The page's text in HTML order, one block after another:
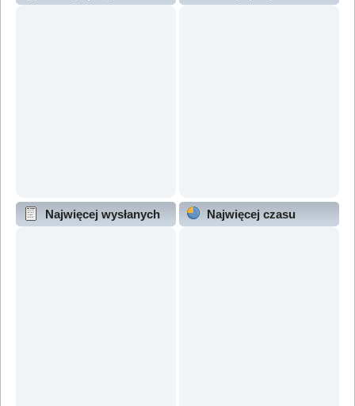
Najwięcej wysłanych
Najwięcej czasu